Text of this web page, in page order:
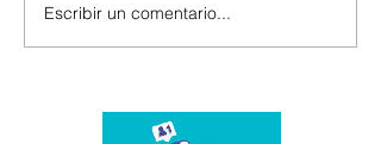
Escribir un comentario...